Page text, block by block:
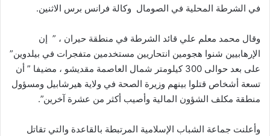
في الشرطة المحلية في الصومال وكالة فرانس برس الاثنين.
وقال محمد معلم علي قائد الشرطة في منطقة حيران ، ” إن
الإرهابيين شنوا هجومين انتحاريين مستخدمين متفجرات في بيلدوين”
على بعد حوالى 300 كيلومتر شمال العاصمة مقديشو ، مضيفا ” أن
تسعة أشخاص قتلوا بينهم وزيرة الصحة في ولاية هيرشابيل ومسؤول
منطقة مكلف الشؤون المالية وأصيب أكثر من عشرة آخرين”.
وأعلنت جماعة الشباب الإسلامية المرتبطة بالقاعدة والتي تقاتل